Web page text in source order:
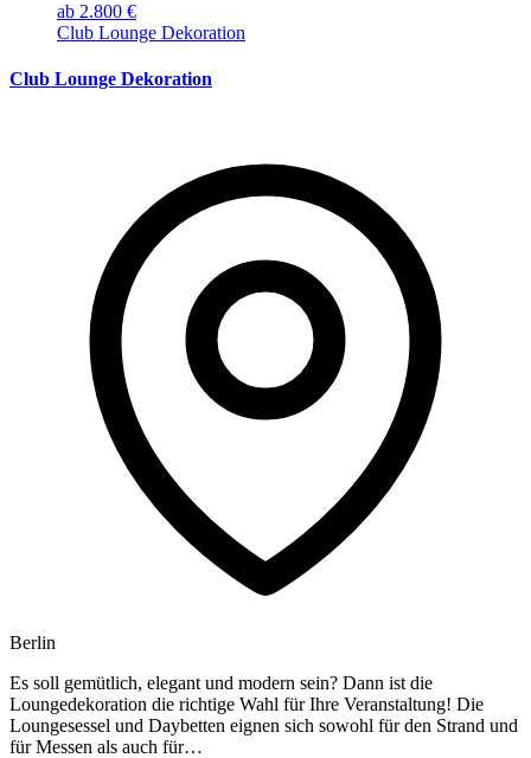
ab 2.800 €
Club Lounge Dekoration
Club Lounge Dekoration
Berlin
Es soll gemütlich, elegant und modern sein? Dann ist die
Loungedekoration die richtige Wahl für Ihre Veranstaltung! Die
Loungesessel und Daybetten eignen sich sowohl für den Strand und
für Messen als auch für…